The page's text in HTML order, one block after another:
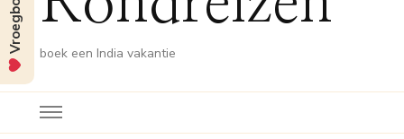
boek een India vakantie